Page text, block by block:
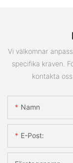
Vi välkomnar
specifika kraven.
kontakta
Namn
E-Post: